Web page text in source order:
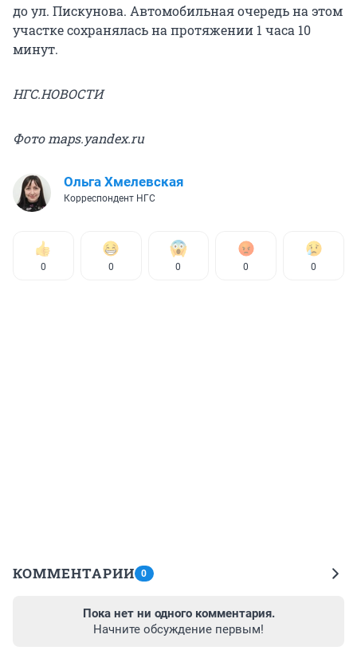
до ул. Пискунова. Автомобильная очередь на этом
участке сохранялась на протяжении 1 часа 10
минут.
НГС.НОВОСТИ
Фото maps.yandex.ru
Ольга Хмелевская
Корреспондент НГС
0 0 0 0 0
КОММЕНТАРИИ 0
Пока нет ни одного комментария.
Начните обсуждение первым!